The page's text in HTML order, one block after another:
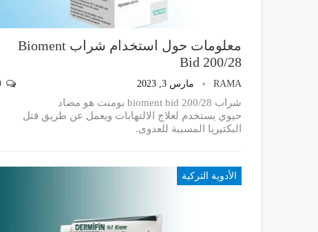
معلومات حول استخدام شراب Bioment
Bid 200/28
RAMA مارس 3, 2023
شراب bioment bid 200/28 بومنت هو مضاد
حيوي يستخدم لعلاج الالتهابات ويعمل عن طريق قتل
البكتيريا المسببة للعدوى.
الأدوية التركية